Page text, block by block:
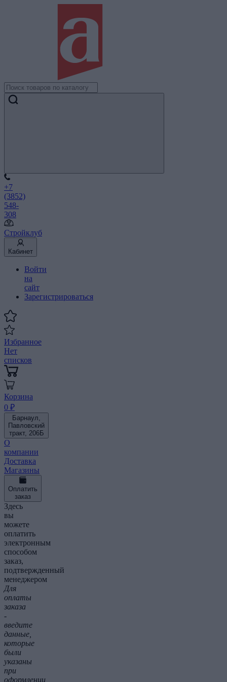
+7
(3852)
548-
308
Стройклуб
Кабинет
Войти
на
сайт
Зарегистрироваться
Избранное
Нет
списков
Корзина
0 ₽
Барнаул,
Павловский
тракт, 206Б
О
компании
Доставка
Магазины
Оплатить
заказ
Здесь
вы
можете
оплатить
электронным
способом
заказ,
подтвержденный
менеджером
Для
оплаты
заказа
-
введите
данные,
которые
были
указаны
при
оформлении